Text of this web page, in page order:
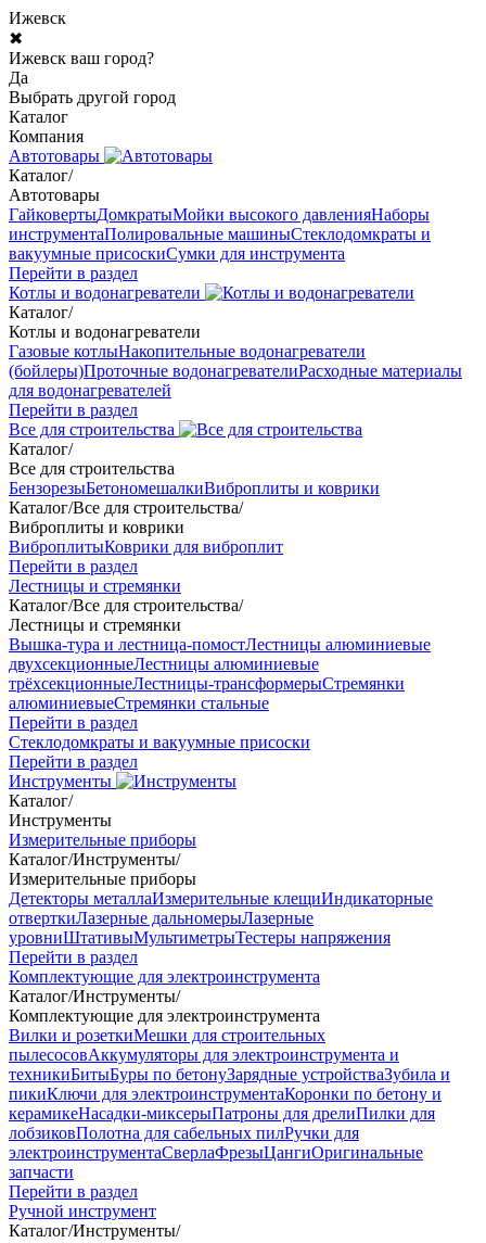
Ижевск
✖
Ижевск ваш город?
Да
Выбрать другой город
Каталог
Компания
Автотовары
Каталог/
Автотовары
ГайковертыДомкратыМойки высокого давленияНаборы
инструментаПолировальные машиныСтеклодомкраты и
вакуумные присоскиСумки для инструмента
Перейти в раздел
Котлы и водонагреватели
Каталог/
Котлы и водонагреватели
Газовые котлыНакопительные водонагреватели
(бойлеры)Проточные водонагревателиРасходные материалы
для водонагревателей
Перейти в раздел
Все для строительства
Каталог/
Все для строительства
БензорезыБетономешалкиВиброплиты и коврики
Каталог/Все для строительства/
Виброплиты и коврики
ВиброплитыКоврики для виброплит
Перейти в раздел
Лестницы и стремянки
Каталог/Все для строительства/
Лестницы и стремянки
Вышка-тура и лестница-помостЛестницы алюминиевые
двухсекционныеЛестницы алюминиевые
трёхсекционныеЛестницы-трансформерыСтремянки
алюминиевыеСтремянки стальные
Перейти в раздел
Стеклодомкраты и вакуумные присоски
Перейти в раздел
Инструменты
Каталог/
Инструменты
Измерительные приборы
Каталог/Инструменты/
Измерительные приборы
Детекторы металлаИзмерительные клещиИндикаторные
отверткиЛазерные дальномерыЛазерные
уровниШтативыМультиметрыТестеры напряжения
Перейти в раздел
Комплектующие для электроинструмента
Каталог/Инструменты/
Комплектующие для электроинструмента
Вилки и розеткиМешки для строительных
пылесосовАккумуляторы для электроинструмента и
техникиБитыБуры по бетонуЗарядные устройстваЗубила и
пикиКлючи для электроинструментаКоронки по бетону и
керамикеНасадки-миксерыПатроны для дрелиПилки для
лобзиковПолотна для сабельных пилРучки для
электроинструментаСверлаФрезыЦангиОригинальные
запчасти
Перейти в раздел
Ручной инструмент
Каталог/Инструменты/